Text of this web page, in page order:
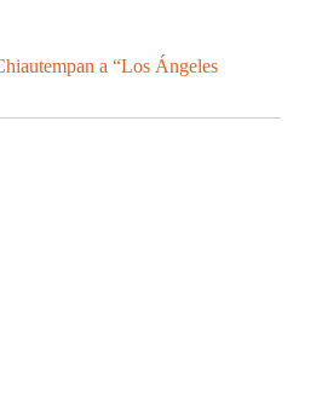
a “Los Ángeles